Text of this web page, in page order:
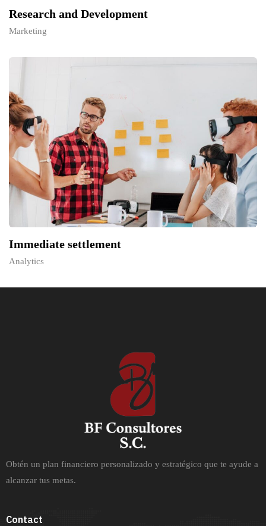
Research and Development
Marketing
Immediate settlement
Analytics
Obtén un plan financiero personalizado y estratégico que te ayude a
alcanzar tus metas.
Contact